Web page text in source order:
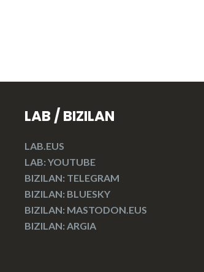
LAB / BIZILAN
LAB.EUS
LAB: YOUTUBE
BIZILAN: TELEGRAM
BIZILAN: BLUESKY
BIZILAN: MASTODON.EUS
BIZILAN: ARGIA